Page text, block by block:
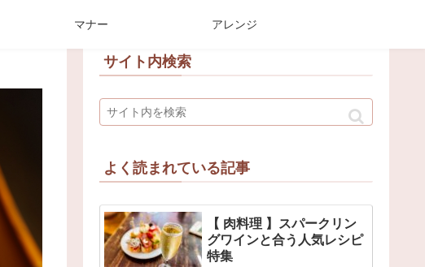
マナー アレンジ
サイト内検索
よく読まれている記事
【 肉料理 】スパークリン
グワインと合う人気レシピ
特集